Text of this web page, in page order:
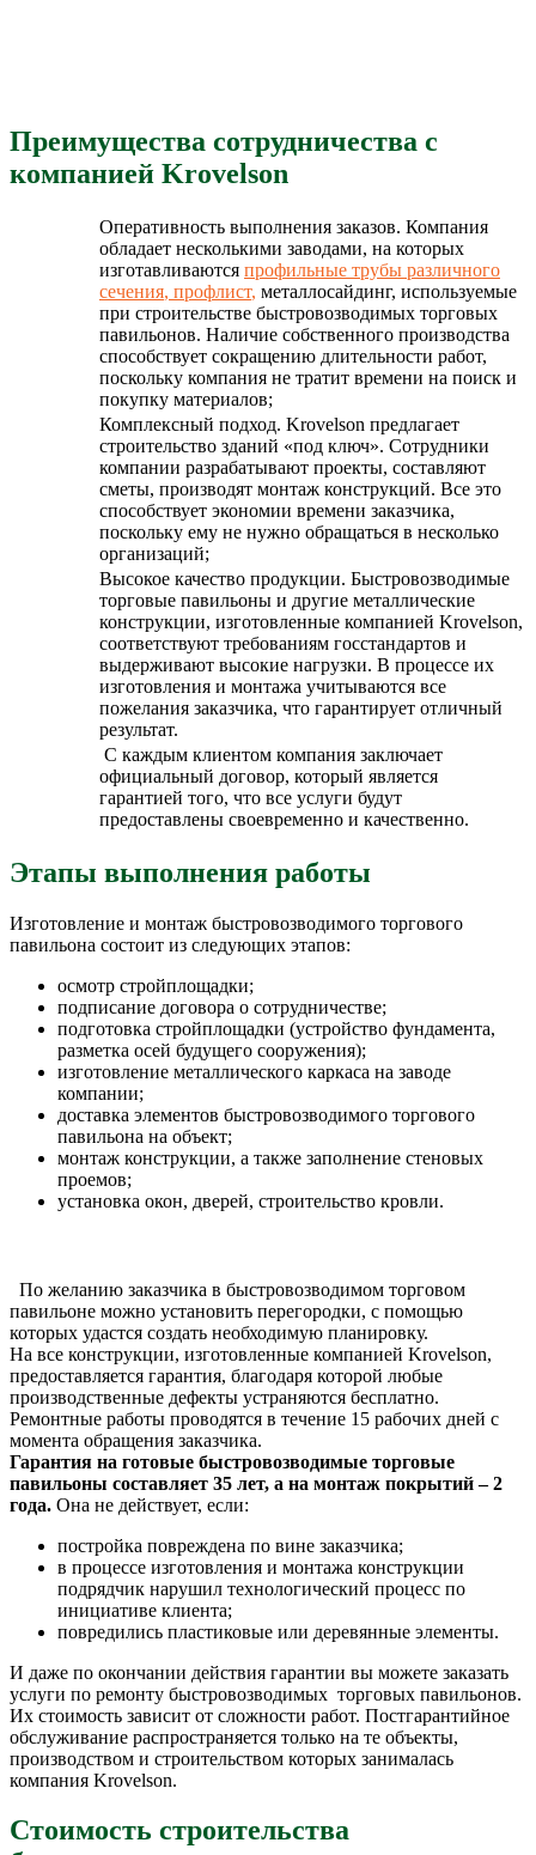
Преимущества сотрудничества с
компанией Krovelson
Оперативность выполнения заказов. Компания
обладает несколькими заводами, на которых
изготавливаются профильные трубы различного
сечения, профлист, металлосайдинг, используемые
при строительстве быстровозводимых торговых
павильонов. Наличие собственного производства
способствует сокращению длительности работ,
поскольку компания не тратит времени на поиск и
покупку материалов;
Комплексный подход. Krovelson предлагает
строительство зданий «под ключ». Сотрудники
компании разрабатывают проекты, составляют
сметы, производят монтаж конструкций. Все это
способствует экономии времени заказчика,
поскольку ему не нужно обращаться в несколько
организаций;
Высокое качество продукции. Быстровозводимые
торговые павильоны и другие металлические
конструкции, изготовленные компанией Krovelson,
соответствуют требованиям госстандартов и
выдерживают высокие нагрузки. В процессе их
изготовления и монтажа учитываются все
пожелания заказчика, что гарантирует отличный
результат.
С каждым клиентом компания заключает
официальный договор, который является
гарантией того, что все услуги будут
предоставлены своевременно и качественно.
Этапы выполнения работы
Изготовление и монтаж быстровозводимого торгового
павильона состоит из следующих этапов:
осмотр стройплощадки;
подписание договора о сотрудничестве;
подготовка стройплощадки (устройство фундамента,
разметка осей будущего сооружения);
изготовление металлического каркаса на заводе
компании;
доставка элементов быстровозводимого торгового
павильона на объект;
монтаж конструкции, а также заполнение стеновых
проемов;
установка окон, дверей, строительство кровли.
По желанию заказчика в быстровозводимом торговом
павильоне можно установить перегородки, с помощью
которых удастся создать необходимую планировку.
На все конструкции, изготовленные компанией Krovelson,
предоставляется гарантия, благодаря которой любые
производственные дефекты устраняются бесплатно.
Ремонтные работы проводятся в течение 15 рабочих дней с
момента обращения заказчика.
Гарантия на готовые быстровозводимые торговые
павильоны составляет 35 лет, а на монтаж покрытий – 2
года. Она не действует, если:
постройка повреждена по вине заказчика;
в процессе изготовления и монтажа конструкции
подрядчик нарушил технологический процесс по
инициативе клиента;
повредились пластиковые или деревянные элементы.
И даже по окончании действия гарантии вы можете заказать
услуги по ремонту быстровозводимых торговых павильонов.
Их стоимость зависит от сложности работ. Постгарантийное
обслуживание распространяется только на те объекты,
производством и строительством которых занималась
компания Krovelson.
Стоимость строительства